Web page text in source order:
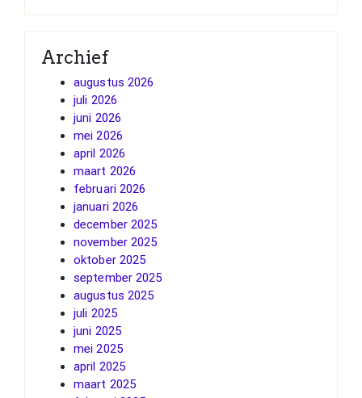
Archief
augustus 2026
juli 2026
juni 2026
mei 2026
april 2026
maart 2026
februari 2026
januari 2026
december 2025
november 2025
oktober 2025
september 2025
augustus 2025
juli 2025
juni 2025
mei 2025
april 2025
maart 2025